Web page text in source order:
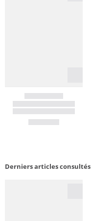
Derniers articles consultés